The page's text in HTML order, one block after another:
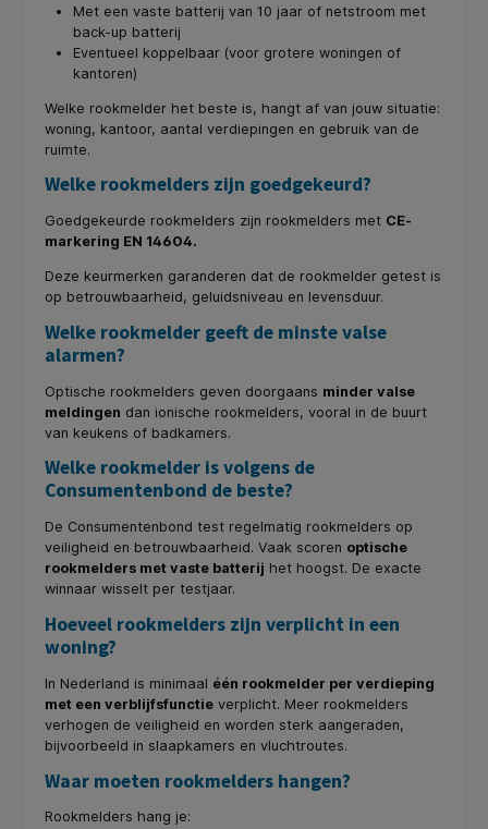
Met een vaste batterij van 10 jaar of netstroom met
back-up batterij
Eventueel koppelbaar (voor grotere woningen of
kantoren)
Welke rookmelder het beste is, hangt af van jouw situatie:
woning, kantoor, aantal verdiepingen en gebruik van de
ruimte.
Welke rookmelders zijn goedgekeurd?
Goedgekeurde rookmelders zijn rookmelders met CE-
markering EN 14604.
Deze keurmerken garanderen dat de rookmelder getest is
op betrouwbaarheid, geluidsniveau en levensduur.
Welke rookmelder geeft de minste valse
alarmen?
Optische rookmelders geven doorgaans minder valse
meldingen dan ionische rookmelders, vooral in de buurt
van keukens of badkamers.
Welke rookmelder is volgens de
Consumentenbond de beste?
De Consumentenbond test regelmatig rookmelders op
veiligheid en betrouwbaarheid. Vaak scoren optische
rookmelders met vaste batterij het hoogst. De exacte
winnaar wisselt per testjaar.
Hoeveel rookmelders zijn verplicht in een
woning?
In Nederland is minimaal één rookmelder per verdieping
met een verblijfsfunctie verplicht. Meer rookmelders
verhogen de veiligheid en worden sterk aangeraden,
bijvoorbeeld in slaapkamers en vluchtroutes.
Waar moeten rookmelders hangen?
Rookmelders hang je: